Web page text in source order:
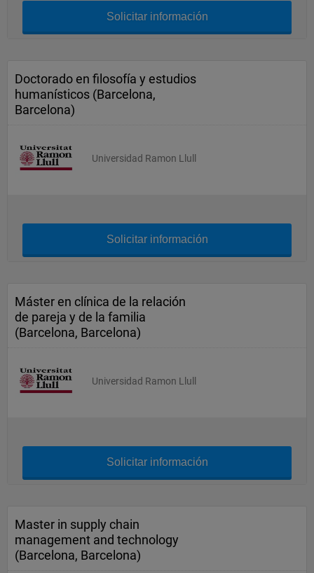
Solicitar información
Doctorado en filosofía y estudios
humanísticos (Barcelona,
Barcelona)
Universidad Ramon Llull
Solicitar información
Máster en clínica de la relación
de pareja y de la familia
(Barcelona, Barcelona)
Universidad Ramon Llull
Solicitar información
Master in supply chain
management and technology
(Barcelona, Barcelona)